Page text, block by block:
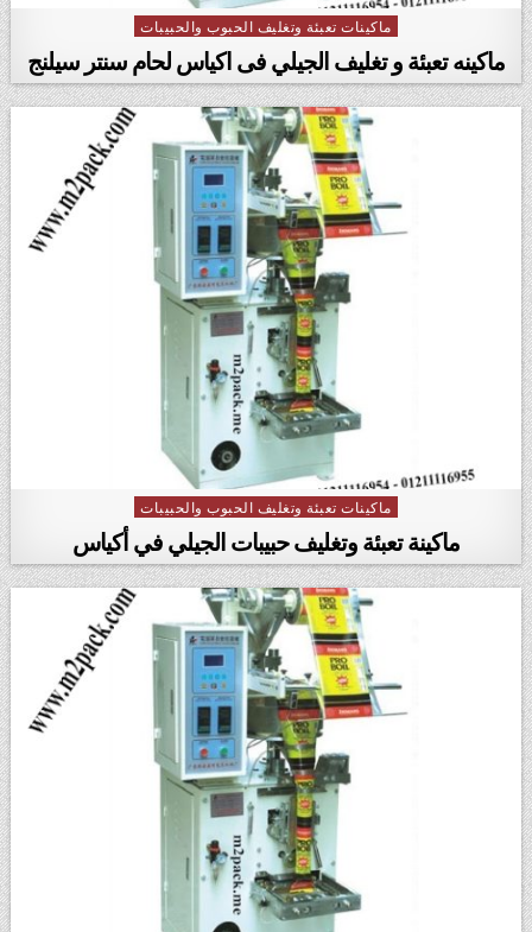
Posted in
ماكينات تعبئة وتغليف الحبوب والحبيبات
ماكينه تعبئة و تغليف الجيلي فى اكياس لحام سنتر سيلنج
Posted in
ماكينات تعبئة وتغليف الحبوب والحبيبات
ماكينة تعبئة وتغليف حبيبات الجيلي في أكياس